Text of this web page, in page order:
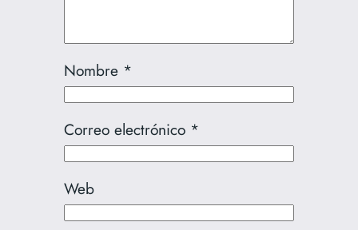
Nombre *
Correo electrónico *
Web